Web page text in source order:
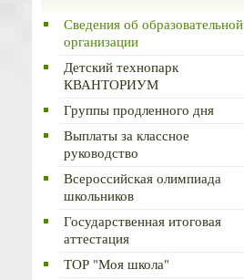
Сведения об образовательной
организации
Детский технопарк
КВАНТОРИУМ
Группы продленного дня
Выплаты за классное
руководство
Всероссийская олимпиада
школьников
Государственная итоговая
аттестация
ТОР "Моя школа"